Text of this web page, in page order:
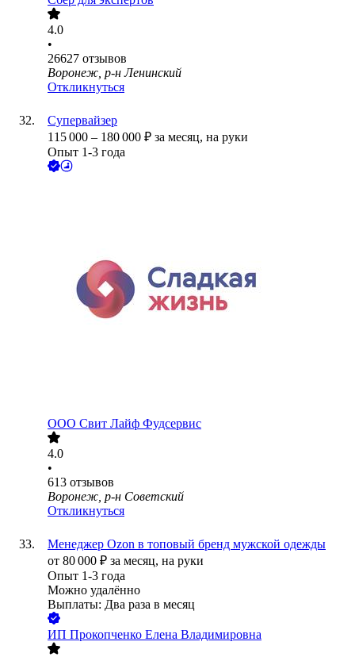
4.0
•
26627 отзывов
Воронеж, р-н Ленинский
Откликнуться
Супервайзер
115 000 – 180 000 ₽ за месяц, на руки
Опыт 1-3 года
ООО Свит Лайф Фудсервис
4.0
•
613 отзывов
Воронеж, р-н Советский
Откликнуться
Менеджер Ozon в топовый бренд мужской одежды
от 80 000 ₽ за месяц, на руки
Опыт 1-3 года
Можно удалённо
Выплаты: Два раза в месяц
ИП Прокопченко Елена Владимировна